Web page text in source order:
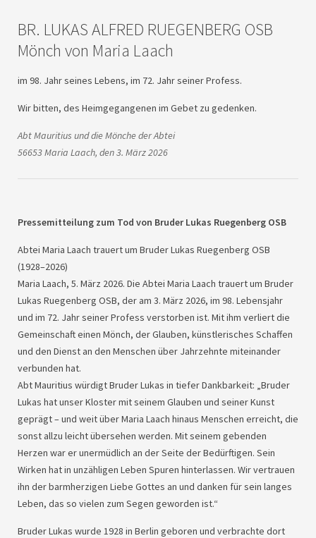
BR. LUKASALFRED RUEGENBERG OSB
Mönch von Maria Laach
im 98. Jahr seines Lebens, im 72. Jahr seiner Profess.
Wir bitten, des Heimgegangenen im Gebet zu gedenken.
Abt Mauritius und die Mönche der Abtei
56653 Maria Laach, den 3. März 2026
Pressemitteilung zum Tod von Bruder Lukas Ruegenberg OSB
Abtei Maria Laach trauert um Bruder Lukas Ruegenberg OSB
(1928–2026)
Maria Laach, 5. März 2026. Die Abtei Maria Laach trauert um Bruder
Lukas Ruegenberg OSB, der am 3. März 2026, im 98. Lebensjahr
und im 72. Jahr seiner Profess verstorben ist. Mit ihm verliert die
Gemeinschaft einen Mönch, der Glauben, künstlerisches Schaffen
und den Dienst an den Menschen über Jahrzehnte miteinander
verbunden hat.
Abt Mauritius würdigt Bruder Lukas in tiefer Dankbarkeit: „Bruder
Lukas hat unser Kloster mit seinem Glauben und seiner Kunst
geprägt – und weit über Maria Laach hinaus Menschen erreicht, die
sonst allzu leicht übersehen werden. Mit seinem gebenden
Herzen war er unermüdlich an der Seite der Bedürftigen. Sein
Wirken hat in unzähligen Leben Spuren hinterlassen. Wir vertrauen
ihn der barmherzigen Liebe Gottes an und danken für sein langes
Leben, das so vielen zum Segen geworden ist.“
Bruder Lukas wurde 1928 in Berlin geboren und verbrachte dort